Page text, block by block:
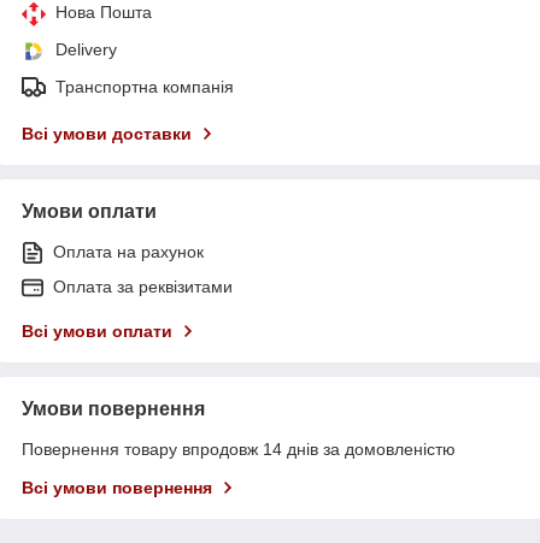
Нова Пошта
Delivery
Транспортна компанія
Всі умови доставки
Умови оплати
Оплата на рахунок
Оплата за реквізитами
Всі умови оплати
Умови повернення
Повернення товару впродовж 14 днів за домовленістю
Всі умови повернення